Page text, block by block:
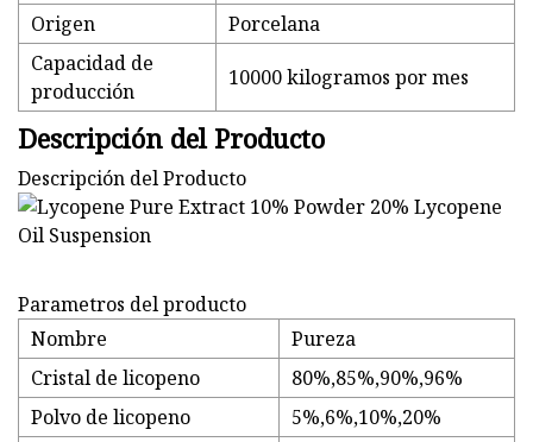
Origen
Porcelana
Capacidad de
producción
10000 kilogramos por mes
Descripción del Producto
Descripción del Producto
Parametros del producto
Nombre
Pureza
Cristal de licopeno
80%,85%,90%,96%
Polvo de licopeno
5%,6%,10%,20%